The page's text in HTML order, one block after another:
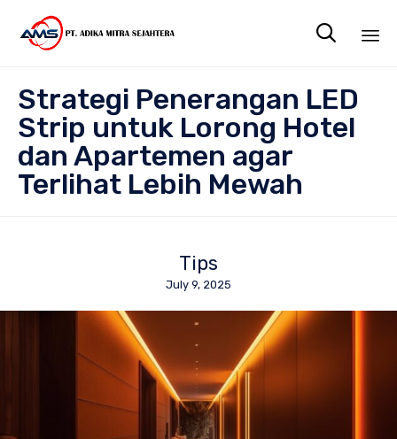

Strategi Penerangan LED
Strip untuk Lorong Hotel
dan Apartemen agar
Terlihat Lebih Mewah
Tips
July 9, 2025